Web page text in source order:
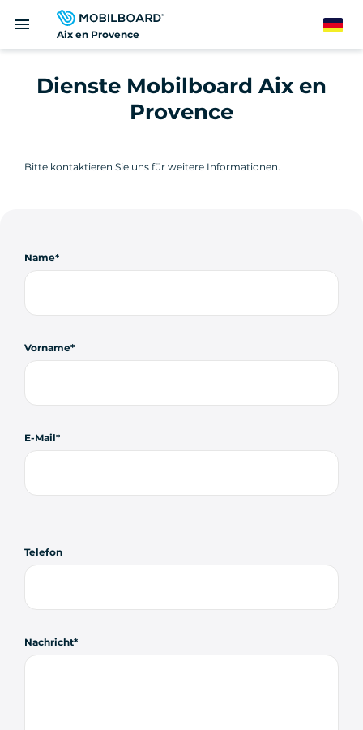
zum
Aix en Provence
menu German
Dienste Mobilboard Aix en
Provence
Bitte kontaktieren Sie uns für weitere Informationen.
Name
Vorname
E-Mail
Telefon
Nachricht